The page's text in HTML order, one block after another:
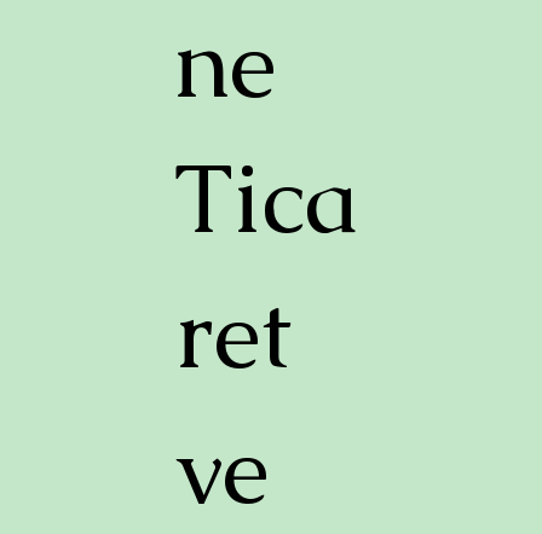
ne
Tica
ret
ve